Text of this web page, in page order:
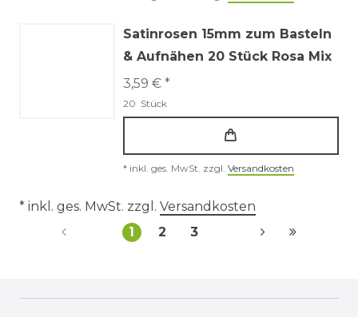
Satinrosen 15mm zum Basteln
& Aufnähen 20 Stück Rosa Mix
3,59 € *
20 Stück
* inkl. ges. MwSt. zzgl. Versandkosten
* inkl. ges. MwSt. zzgl. Versandkosten
1
2 3